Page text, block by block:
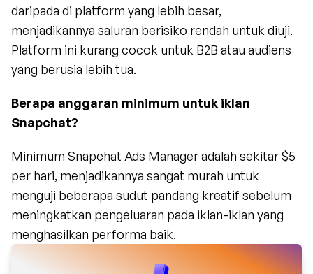
daripada di platform yang lebih besar,
menjadikannya saluran berisiko rendah untuk diuji.
Platform ini kurang cocok untuk B2B atau audiens
yang berusia lebih tua.
Berapa anggaran minimum untuk iklan
Snapchat?
Minimum Snapchat Ads Manager adalah sekitar $5
per hari, menjadikannya sangat murah untuk
menguji beberapa sudut pandang kreatif sebelum
meningkatkan pengeluaran pada iklan-iklan yang
menghasilkan performa baik.